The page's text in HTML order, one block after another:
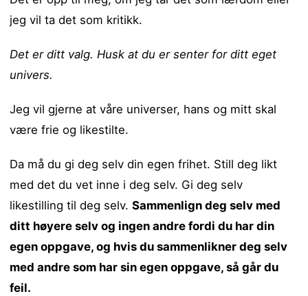
jeg vil ta det som kritikk.
Det er ditt valg. Husk at du er senter for ditt eget
univers.
Jeg vil gjerne at våre universer, hans og mitt skal
være frie og likestilte.
Da må du gi deg selv din egen frihet. Still deg likt
med det du vet inne i deg selv. Gi deg selv
likestilling til deg selv.Sammenlign deg selv med
ditt høyere selv og ingen andre fordi du har din
egen oppgave, og hvis du sammenlikner deg selv
med andre som har sin egen oppgave, så går du
feil.